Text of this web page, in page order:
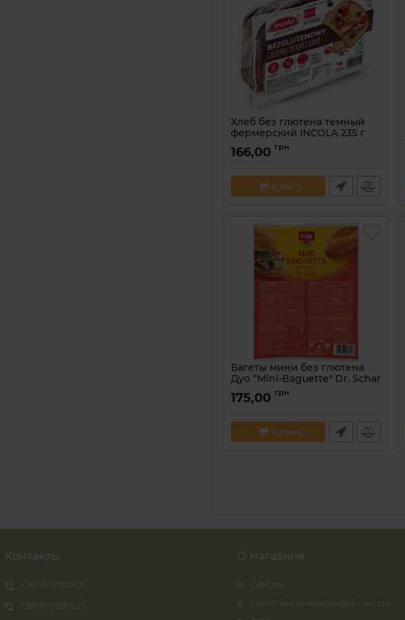
Хлеб без глютена темный
фермерский INCOLA 235 г
Артикул: 5902768989250
166,00 грн
Купить
Багеты мини без глютена
Дуо “Mini-Baguette" Dr. Schar
Артикул: 8008698003213
175,00 грн
Купить
Контакты
+380503790505
+380673690505
О магазине
Оферта
Политика конфиденциальности